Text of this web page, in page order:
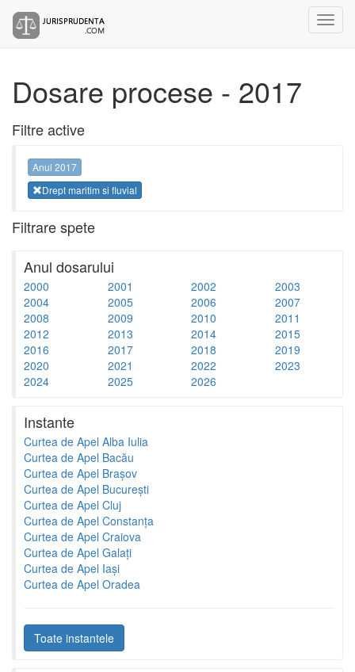
Dosare procese - 2017
Filtre active
Anul 2017
Drept maritim si fluvial
Filtrare spete
Anul dosarului
2000 2001 2002
2003
2004
2005 2006
2007
2008
2009 2010
2011
2012
2013 2014
2015
2016
2017 2018
2019
2020
2021 2022
2023
2024
2025 2026
Instante
Curtea de Apel Alba Iulia
Curtea de Apel Bacău
Curtea de Apel Brașov
Curtea de Apel București
Curtea de Apel Cluj
Curtea de Apel Constanța
Curtea de Apel Craiova
Curtea de Apel Galați
Curtea de Apel Iași
Curtea de Apel Oradea
Toate instantele